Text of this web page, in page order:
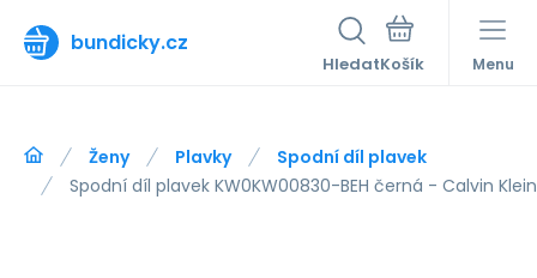
bundicky.cz
Hledat Menu
Ženy Plavky
Spodní díl plavek
Spodní díl plavek KW0KW00830-BEH černá - Calvin Klein